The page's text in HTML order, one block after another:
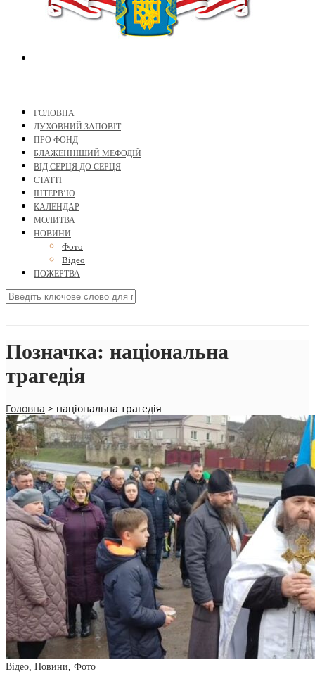
ГОЛОВНА
ДУХОВНИЙ ЗАПОВІТ
ПРО ФОНД
БЛАЖЕННІШИЙ МЕФОДІЙ
ВІД СЕРЦЯ ДО СЕРЦЯ
СТАТТІ
ІНТЕРВ’Ю
КАЛЕНДАР
МОЛИТВА
НОВИНИ
Фото
Відео
ПОЖЕРТВА
Позначка: національна
трагедія
Головна > національна трагедія
Відео, Новини, Фото